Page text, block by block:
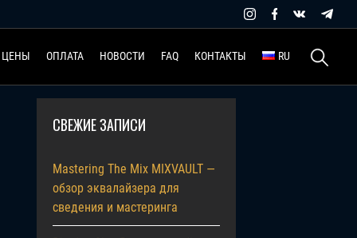
ЦЕНЫ ОПЛАТА НОВОСТИ FAQ КОНТАКТЫ RU Найти:
СВЕЖИЕ ЗАПИСИ
Mastering The Mix MIXVAULT —
обзор эквалайзера для
сведения и мастеринга